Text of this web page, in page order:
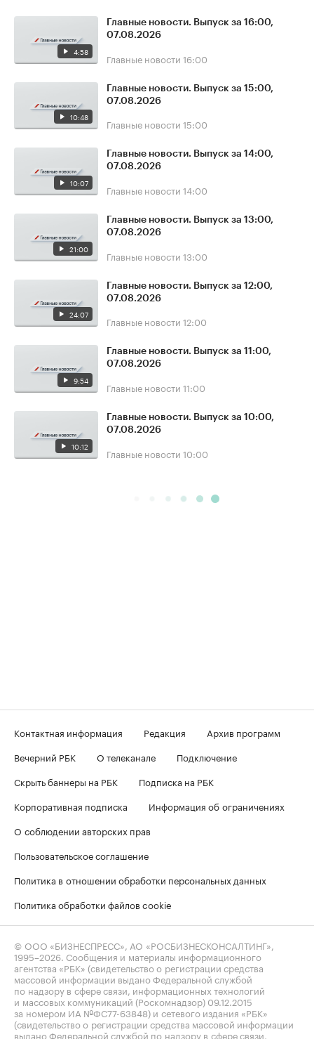
4:58
Главные новости. Выпуск за 16:00,
07.08.2026
Главные новости 16:00
10:48
Главные новости. Выпуск за 15:00,
07.08.2026
Главные новости 15:00
10:07
Главные новости. Выпуск за 14:00,
07.08.2026
Главные новости 14:00
21:00
Главные новости. Выпуск за 13:00,
07.08.2026
Главные новости 13:00
24:07
Главные новости. Выпуск за 12:00,
07.08.2026
Главные новости 12:00
9:54
Главные новости. Выпуск за 11:00,
07.08.2026
Главные новости 11:00
10:12
Главные новости. Выпуск за 10:00,
07.08.2026
Главные новости 10:00
Контактная информация Редакция
Архив программ
Вечерний РБК
О телеканале
Подключение
Скрыть баннеры на РБК
Подписка на РБК
Корпоративная подписка
Информация об ограничениях
О соблюдении авторских прав
Пользовательское соглашение
Политика в отношении обработки персональных данных
Политика обработки файлов cookie
© ООО «БИЗНЕСПРЕСС», АО «РОСБИЗНЕСКОНСАЛТИНГ»,
1995–2026 . Сообщения и материалы информационного
агентства «РБК» (свидетельство о регистрации средства
массовой информации выдано Федеральной службой
по надзору в сфере связи, информационных технологий
и массовых коммуникаций (Роскомнадзор) 09.12.2015
за номером ИА №ФС77-63848) и сетевого издания «РБК»
(свидетельство о регистрации средства массовой информации
выдано Федеральной службой по надзору в сфере связи,